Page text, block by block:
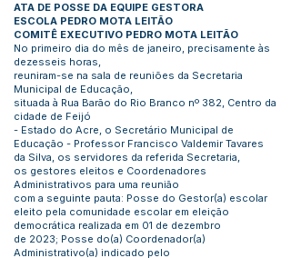
ATA DE POSSE DA EQUIPE GESTORA
ESCOLA PEDRO MOTA LEITÃO
COMITÊ EXECUTIVO PEDRO MOTA LEITÃO
No primeiro dia do mês de janeiro, precisamente às
dezesseis horas,
reuniram-se na sala de reuniões da Secretaria
Municipal de Educação,
situada à Rua Barão do Rio Branco nº 382, Centro da
cidade de Feijó
- Estado do Acre, o Secretário Municipal de
Educação - Professor Francisco Valdemir Tavares
da Silva, os servidores da referida Secretaria,
os gestores eleitos e Coordenadores
Administrativos para uma reunião
com a seguinte pauta: Posse do Gestor(a) escolar
eleito pela comunidade escolar em eleição
democrática realizada em 01 de dezembro
de 2023; Posse do(a) Coordenador(a)
Administrativo(a) indicado pelo